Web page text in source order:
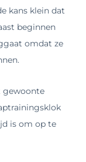
kans klein dat
beginnen
omdat ze
gewoonte
is om op te